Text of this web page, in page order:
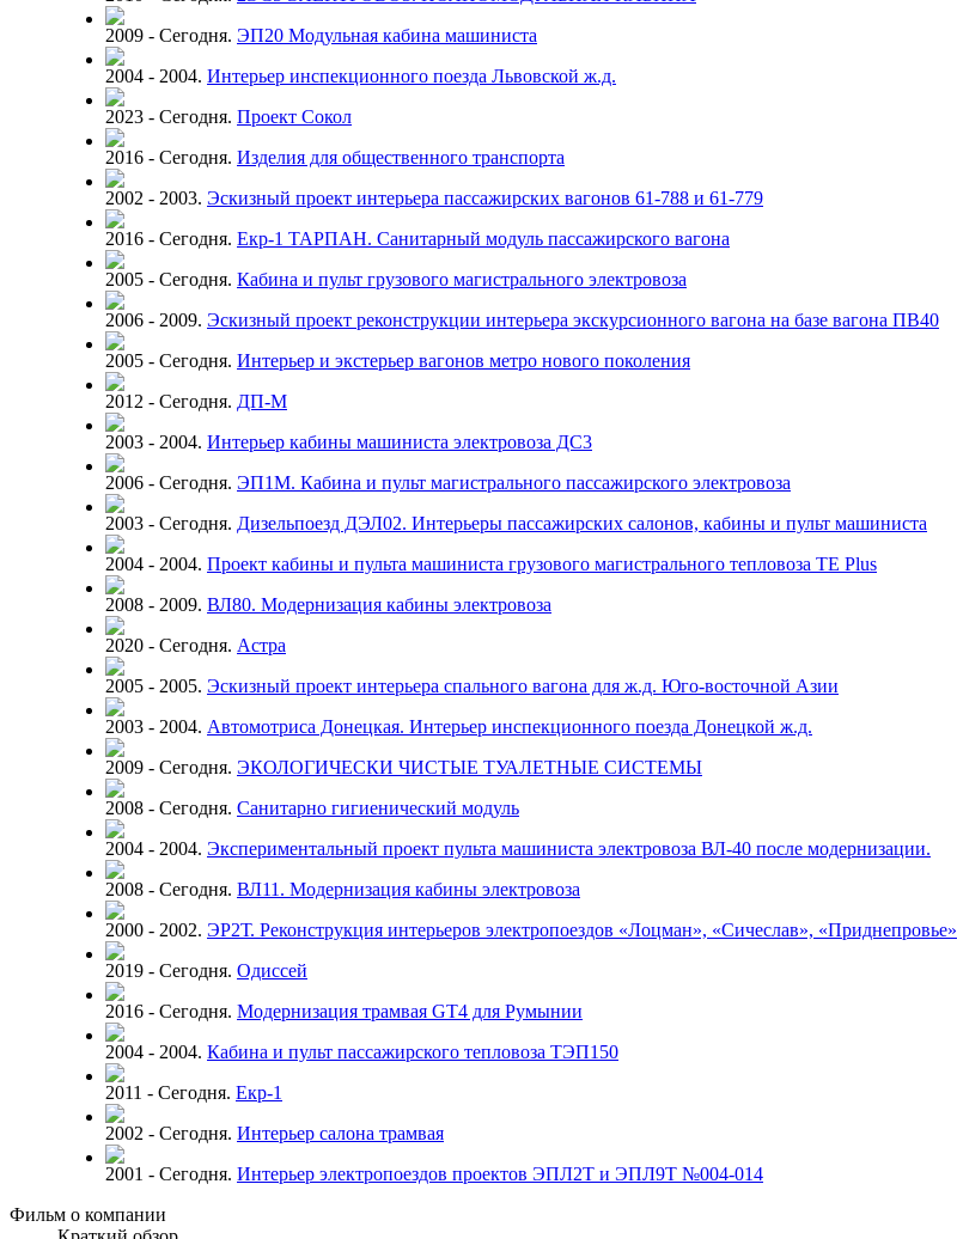
2009 - Сегодня. ЭП20 Модульная кабина машиниста
2004 - 2004. Интерьер инспекционного поезда Львовской ж.д.
2023 - Сегодня. Проект Сокол
2016 - Сегодня. Изделия для общественного транспорта
2002 - 2003. Эскизный проект интерьера пассажирских вагонов 61-788 и 61-779
2016 - Сегодня. Екр-1 ТАРПАН. Санитарный модуль пассажирского вагона
2005 - Сегодня. Кабина и пульт грузового магистрального электровоза
2006 - 2009. Эскизный проект реконструкции интерьера экскурсионного вагона на базе вагона ПВ40
2005 - Сегодня. Интерьер и экстерьер вагонов метро нового поколения
2012 - Сегодня. ДП-М
2003 - 2004. Интерьер кабины машиниста электровоза ДС3
2006 - Сегодня. ЭП1М. Кабина и пульт магистрального пассажирского электровоза
2003 - Сегодня. Дизельпоезд ДЭЛ02. Интерьеры пассажирских салонов, кабины и пульт машиниста
2004 - 2004. Проект кабины и пульта машиниста грузового магистрального тепловоза TE Plus
2008 - 2009. ВЛ80. Модернизация кабины электровоза
2020 - Сегодня. Астра
2005 - 2005. Эскизный проект интерьера спального вагона для ж.д. Юго-восточной Азии
2003 - 2004. Автомотриса Донецкая. Интерьер инспекционного поезда Донецкой ж.д.
2009 - Сегодня. ЭКОЛОГИЧЕСКИ ЧИСТЫЕ ТУАЛЕТНЫЕ СИСТЕМЫ
2008 - Сегодня. Санитарно гигиенический модуль
2004 - 2004. Экспериментальный проект пульта машиниста электровоза ВЛ-40 после модернизации.
2008 - Сегодня. ВЛ11. Модернизация кабины электровоза
2000 - 2002. ЭР2Т. Реконструкция интерьеров электропоездов «Лоцман», «Сичеслав», «Приднепровье»
2019 - Сегодня. Одиссей
2016 - Сегодня. Модернизация трамвая GT4 для Румынии
2004 - 2004. Кабина и пульт пассажирского тепловоза ТЭП150
2011 - Сегодня. Екр-1
2002 - Сегодня. Интерьер салона трамвая
2001 - Сегодня. Интерьер электропоездов проектов ЭПЛ2Т и ЭПЛ9Т №004-014
Фильм о компании